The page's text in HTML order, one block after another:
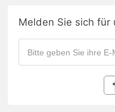
Melden Sie sich für